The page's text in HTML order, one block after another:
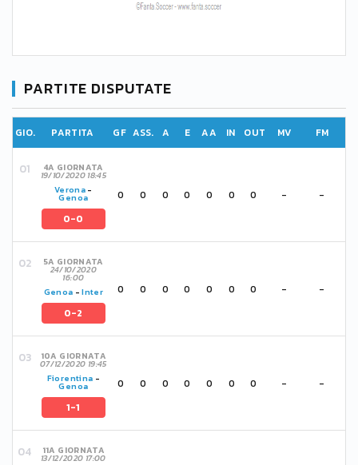
PARTITE DISPUTATE
GIO. PARTITA GF ASS. A E AA IN OUT MV FM
4A GIORNATA
19/10/2020 18:45
Verona -
Genoa
0-0
0 0 0 0 0 0 0 - -
5A GIORNATA
24/10/2020
16:00
Genoa -Inter
0-2
0 0 0 0 0 0 0 - -
10A GIORNATA
07/12/2020 19:45
Fiorentina -
Genoa
1-1
0 0 0 0 0 0 0 - -
11A GIORNATA
13/12/2020 17:00